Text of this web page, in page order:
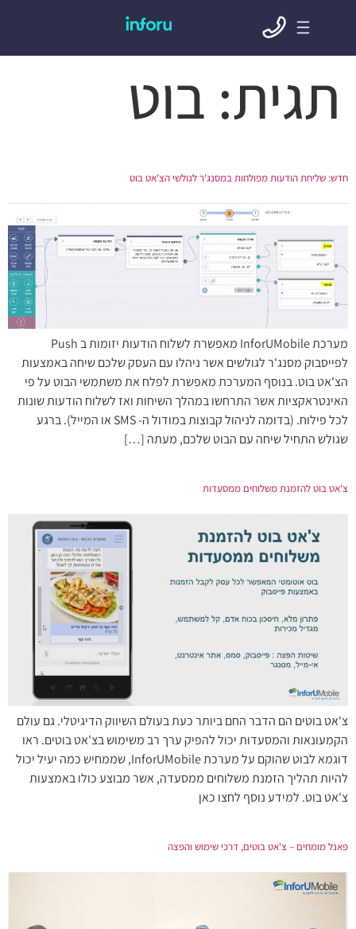
תגית: בוט
חדש: שליחת הודעות מפולחות במסנג'ר לגולשי הצ'אט בוט
מערכת InforUMobile מאפשרת לשלוח הודעות יזומות ב Push
לפייסבוק מסנג'ר לגולשים אשר ניהלו עם העסק שלכם שיחה באמצעות
הצ'אט בוט. בנוסף המערכת מאפשרת לפלח את משתמשי הבוט על פי
האינטראקציות אשר התרחשו במהלך השיחות ואז לשלוח הודעות שונות
לכל פילוח. (בדומה לניהול קבוצות במודול ה- SMS או המייל). ברגע
שגולש התחיל שיחה עם הבוט שלכם, מעתה […]
צ'אט בוט להזמנת משלוחים ממסעדות
צ'אט בוטים הם הדבר החם ביותר כעת בעולם השיווק הדיגיטלי. גם עולם
הקמעונאות והמסעדות יכול להפיק ערך רב משימוש בצ'אט בוטים. ראו
דוגמא לבוט שהוקם על מערכת InforUMobile, שממחיש כמה יעיל יכול
להיות תהליך הזמנת משלוחים ממסעדה, אשר מבוצע כולו באמצעות
צ'אט בוט. למידע נוסף לחצו כאן
פאנל מומחים – צ'אט בוטים, דרכי שימוש והפצה